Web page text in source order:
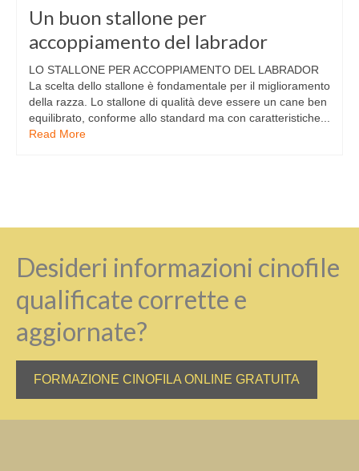
Un buon stallone per
accoppiamento del labrador
LO STALLONE PER ACCOPPIAMENTO DEL LABRADOR
La scelta dello stallone è fondamentale per il miglioramento
della razza. Lo stallone di qualità deve essere un cane ben
equilibrato, conforme allo standard ma con caratteristiche...
Read More
Desideri informazioni cinofile
qualificate corrette e
aggiornate?
FORMAZIONE CINOFILA ONLINE GRATUITA